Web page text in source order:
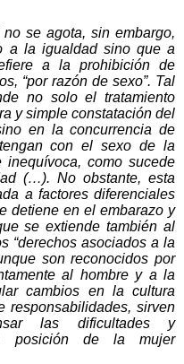
se agota, sin embargo,
a la igualdad sino que a
a la prohibición de
“por razón de sexo”. Tal
no solo el tratamiento
y simple constatación del
en la concurrencia de
con el sexo de la
como sucede
(…). No obstante, esta
a factores diferenciales
detiene en el embarazo y
se extiende también al
“derechos asociados a la
son reconocidos por
al hombre y a la
cambios en la cultura
responsabilidades, sirven
las dificultades y
posición de la mujer